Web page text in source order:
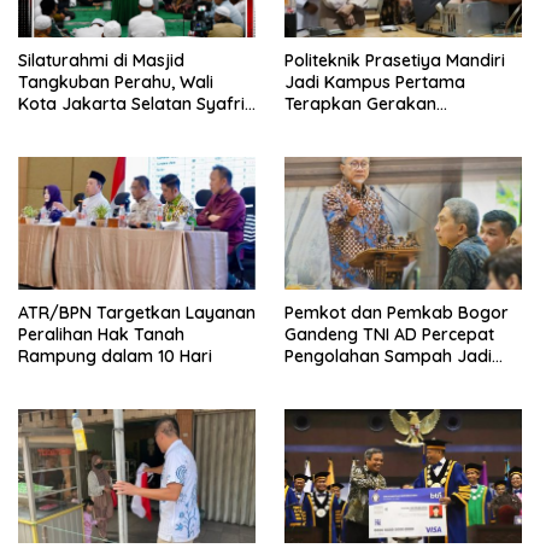
Silaturahmi di Masjid
Tangkuban Perahu, Wali
Kota Jakarta Selatan Syafrin
Politeknik Prasetiya Mandiri
Jadi Kampus Pertama
Terapkan Gerakan
ATR/BPN Targetkan Layanan
Peralihan Hak Tanah
Rampung dalam 10 Hari
Pemkot dan Pemkab Bogor
Gandeng TNI AD Percepat
Pengolahan Sampah Jadi